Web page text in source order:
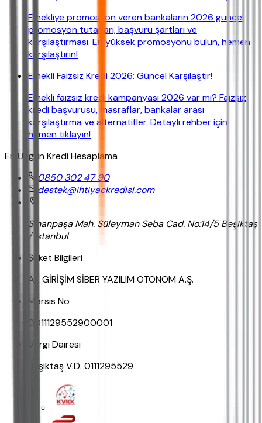
Emekliye promosyon veren bankaların 2026 güncel
promosyon tutarları, başvuru şartları ve
karşılaştırması. En yüksek promosyonu bulun, hemen
karşılaştırın!
Emekli Faizsiz Kredi 2026: Güncel Karşılaştır!
Emekli faizsiz kredi kampanyası 2026 var mı? Faizsiz
kredi başvurusu, masraflar, bankalar arası
karşılaştırma ve alternatifler. Detaylı rehber için
hemen tıklayın!
En Uygun Kredi Hesaplama
0850 302 47 90
destek@ihtiyackredisi.com
Sinanpaşa Mah. Süleyman Seba Cad. No:14/5 Beşiktaş
/ İstanbul
Şirket Bilgileri
AK GİRİŞİM SİBER YAZILIM OTONOM A.Ş.
Mersis No
0011129552900001
Vergi Dairesi
Beşiktaş V.D. 0111295529